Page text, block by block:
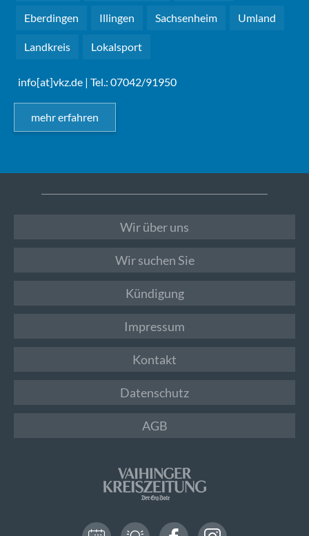
Eberdingen Illingen Sachsenheim Umland
Landkreis Lokalsport
info[at]vkz.de | Tel.: 07042/91950
mehr erfahren
Wir über uns
Wir suchen Sie
Kündigung
Impressum
Kontakt
Datenschutz
AGB